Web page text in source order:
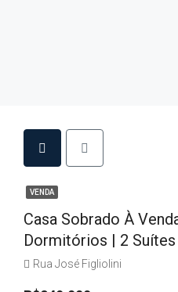
VENDA
Casa Sobrado À
Dormitórios | 2 Suítes
Rua José Figliolini